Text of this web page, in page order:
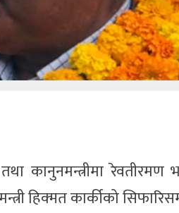
कानुनमन्त्रीमा
हिक्मत कार्कीको